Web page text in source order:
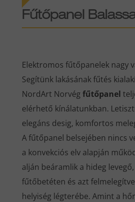
Fűtőpanel
Elektromos fűtőpanelek nagy
Segítünk lakásának fűtés
NordArt Norvég fűtőpanel
elérhető kínálatunkban.
elegáns desig, komfortos
A fűtőpanel belsejében nincs
a konvekciós elv alapján
alján beáramlik a hideg
fűtőbetéten és azt
helyiség légterébe. Amint a